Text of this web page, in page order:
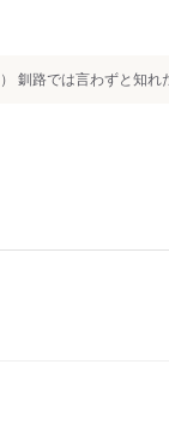
釧路では言わずと知れ